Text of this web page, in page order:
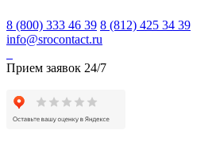
8 (800) 333 46 39 8 (812) 425 34 39
info@srocontact.ru
Прием заявок 24/7